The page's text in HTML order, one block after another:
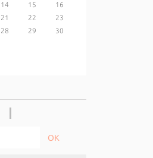
14 15
16
21 22
23
28 29
30